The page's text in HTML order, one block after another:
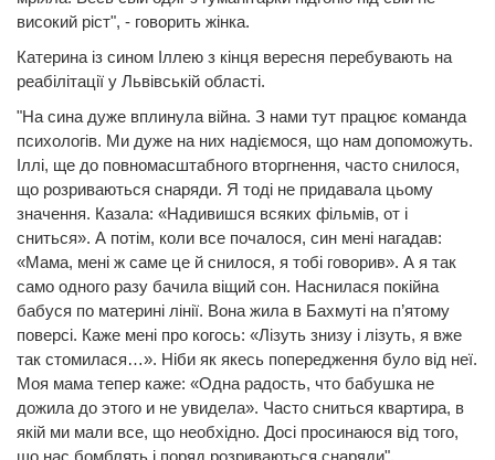
високий ріст", - говорить жінка.
Катерина із сином Іллею з кінця вересня перебувають на
реабілітації у Львівській області.
"На сина дуже вплинула війна. З нами тут працює команда
психологів. Ми дуже на них надіємося, що нам допоможуть.
Іллі, ще до повномасштабного вторгнення, часто снилося,
що розриваються снаряди. Я тоді не придавала цьому
значення. Казала: «Надивишся всяких фільмів, от і
сниться». А потім, коли все почалося, син мені нагадав:
«Мама, мені ж саме це й снилося, я тобі говорив». А я так
само одного разу бачила віщий сон. Наснилася покійна
бабуся по материні лінії. Вона жила в Бахмуті на п’ятому
поверсі. Каже мені про когось: «Лізуть знизу і лізуть, я вже
так стомилася…». Ніби як якесь попередження було від неї.
Моя мама тепер каже: «Одна радость, что бабушка не
дожила до этого и не увидела». Часто сниться квартира, в
якій ми мали все, що необхідно. Досі просинаюся від того,